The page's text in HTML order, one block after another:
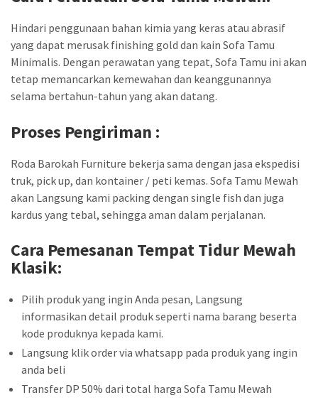
Hindari penggunaan bahan kimia yang keras atau abrasif
yang dapat merusak finishing gold dan kain Sofa Tamu
Minimalis. Dengan perawatan yang tepat, Sofa Tamu ini akan
tetap memancarkan kemewahan dan keanggunannya
selama bertahun-tahun yang akan datang.
Proses Pengiriman :
Roda Barokah Furniture bekerja sama dengan jasa ekspedisi
truk, pick up, dan kontainer / peti kemas. Sofa Tamu Mewah
akan Langsung kami packing dengan single fish dan juga
kardus yang tebal, sehingga aman dalam perjalanan.
Cara Pemesanan Tempat Tidur Mewah
Klasik:
Pilih produk yang ingin Anda pesan, Langsung
informasikan detail produk seperti nama barang beserta
kode produknya kepada kami.
Langsung klik order via whatsapp pada produk yang ingin
anda beli
Transfer DP 50% dari total harga Sofa Tamu Mewah